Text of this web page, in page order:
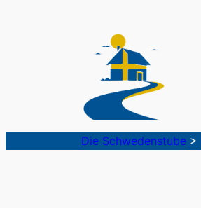
Die Schwedenstube>